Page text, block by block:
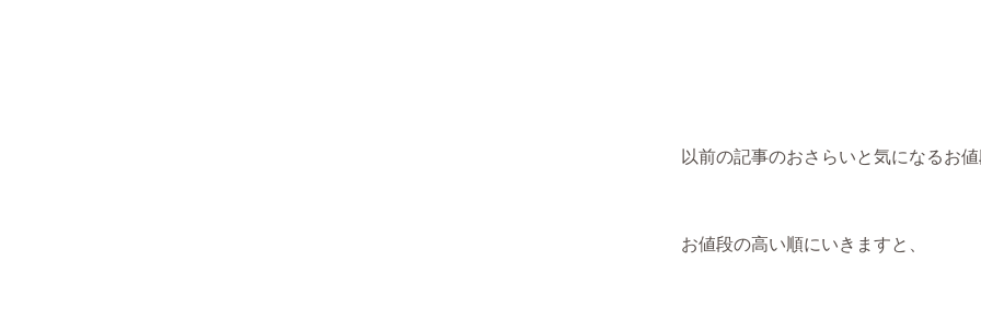
以前の記事のおさらいと気になるお
お値段の高い順にいきますと、